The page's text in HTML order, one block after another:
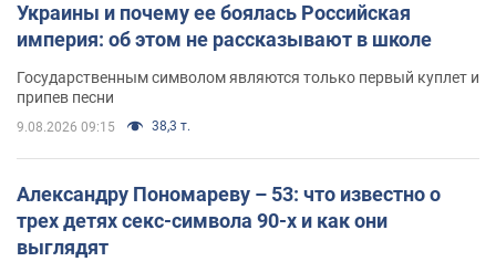
Украины и почему ее боялась Российская
империя: об этом не рассказывают в школе
Государственным символом являются только первый куплет и
припев песни
9.08.2026 09:15 38,3 т.
Александру Пономареву – 53: что известно о
трех детях секс-символа 90-х и как они
выглядят